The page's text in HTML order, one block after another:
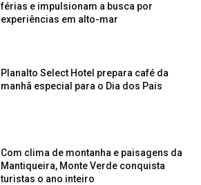
férias e impulsionam a busca por
experiências em alto-mar
Planalto Select Hotel prepara café da
manhã especial para o Dia dos Pais
Com clima de montanha e paisagens da
Mantiqueira, Monte Verde conquista
turistas o ano inteiro